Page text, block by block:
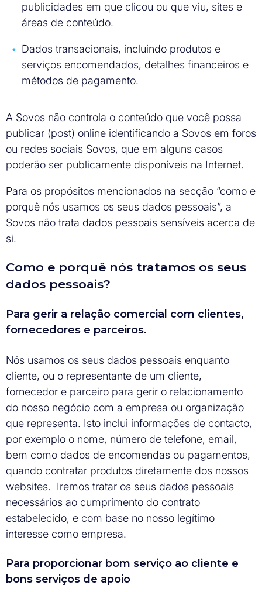
publicidades em que clicou ou que viu, sites e
áreas de conteúdo.
Dados transacionais, incluindo produtos e
serviços encomendados, detalhes financeiros e
métodos de pagamento.
A Sovos não controla o conteúdo que você possa
publicar (post) online identificando a Sovos em foros
ou redes sociais Sovos, que em alguns casos
poderão ser publicamente disponíveis na Internet.
Para os propósitos mencionados na secção “como e
porquê nós usamos os seus dados pessoais”, a
Sovos não trata dados pessoais sensíveis acerca de
si.
Como e porquê nós tratamos os seus
dados pessoais?
Para gerir a relação comercial com clientes,
fornecedores e parceiros.
Nós usamos os seus dados pessoais enquanto
cliente, ou o representante de um cliente,
fornecedor e parceiro para gerir o relacionamento
do nosso negócio com a empresa ou organização
que representa. Isto inclui informações de contacto,
por exemplo o nome, número de telefone, email,
bem como dados de encomendas ou pagamentos,
quando contratar produtos diretamente dos nossos
websites. Iremos tratar os seus dados pessoais
necessários ao cumprimento do contrato
estabelecido, e com base no nosso legítimo
interesse como empresa.
Para proporcionar bom serviço ao cliente e
bons serviços de apoio